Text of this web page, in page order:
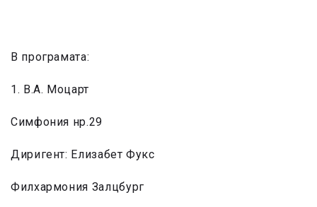
В програмата:
1. В.А. Моцарт
Симфония нр.29
Диригент: Елизабет Фукс
Филхармония Залцбург